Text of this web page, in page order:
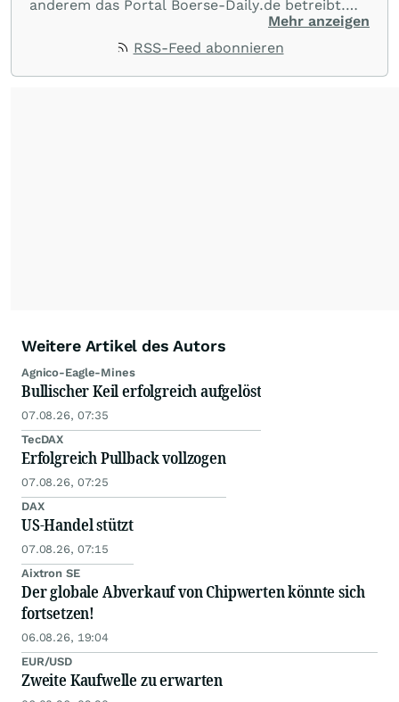
anderem das Portal Boerse-Daily.de betreibt.
Dort werden mehrmals täglich top-aktuelle
besonders attraktiven Einzelwerten
Mehr anzeigen
RSS-Feed abonnieren
Weitere Artikel des Autors
Agnico-Eagle-Mines
Bullischer Keil erfolgreich aufgelöst
07.08.26, 07:35
TecDAX
Erfolgreich Pullback vollzogen
07.08.26, 07:25
DAX
US-Handel stützt
07.08.26, 07:15
Aixtron SE
Der globale Abverkauf von Chipwerten könnte sich
fortsetzen!
06.08.26, 19:04
EUR/USD
Zweite Kaufwelle zu erwarten